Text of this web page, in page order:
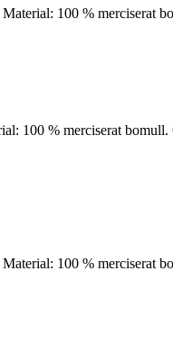
100 % merciserat
100 % merciserat bomull.
100 % merciserat